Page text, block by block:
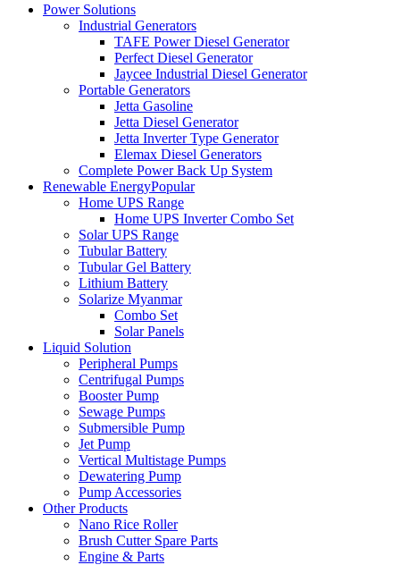
Power Solutions
Industrial Generators
TAFE Power Diesel Generator
Perfect Diesel Generator
Jaycee Industrial Diesel Generator
Portable Generators
Jetta Gasoline
Jetta Diesel Generator
Jetta Inverter Type Generator
Elemax Diesel Generators
Complete Power Back Up System
Renewable EnergyPopular
Home UPS Range
Home UPS Inverter Combo Set
Solar UPS Range
Tubular Battery
Tubular Gel Battery
Lithium Battery
Solarize Myanmar
Combo Set
Solar Panels
Liquid Solution
Peripheral Pumps
Centrifugal Pumps
Booster Pump
Sewage Pumps
Submersible Pump
Jet Pump
Vertical Multistage Pumps
Dewatering Pump
Pump Accessories
Other Products
Nano Rice Roller
Brush Cutter Spare Parts
Engine & Parts